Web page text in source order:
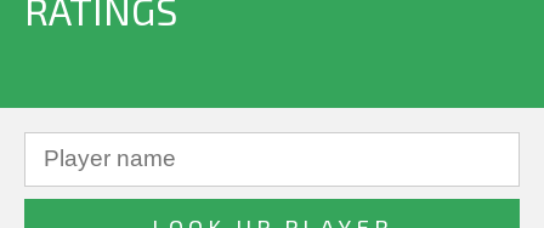
RATINGS